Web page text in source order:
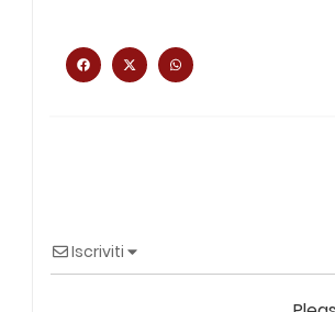
Iscriviti